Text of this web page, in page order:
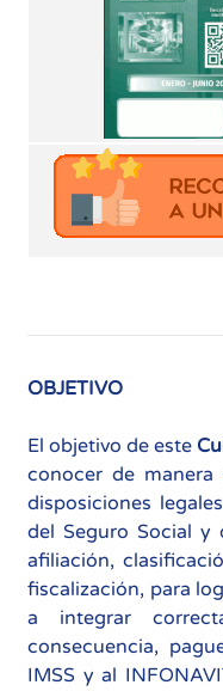
OBJETIVO
El objetivo de este
conocer de
disposiciones
del Seguro Social y
afiliación,
fiscalización, para
a integrar
consecuencia,
IMSS y al